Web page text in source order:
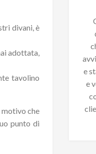
divani, è
adottata,
tavolino
che
punto di
e
e